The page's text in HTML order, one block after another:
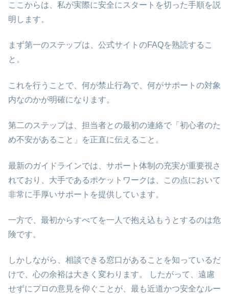
ここからは、私が実際に安全にスタートを切った手順を説
明します。
まず第一のステップは、公式サイトのFAQを熟読するこ
と。
これを行うことで、何が禁止行為で、何がサポートの対象
内なのかが明確になります。
第二のステップは、担当者との最初の連絡で「初心者のた
め不安があること」を正直に伝えること。
最新のガイドラインでは、サポート体制の充実が重要視さ
れており、大手であるポケットワークは、この点において
非常に手厚いサポートを提供しています。
一方で、最初からすべてを一人で抱え込もうとするのは危
険です。
しかしながら、相談できる窓口があることを知っているだ
けで、心の余裕は大きく変わります。 したがって、遠慮
せずにプロの意見を仰ぐことが、最も近道かつ安全なルー